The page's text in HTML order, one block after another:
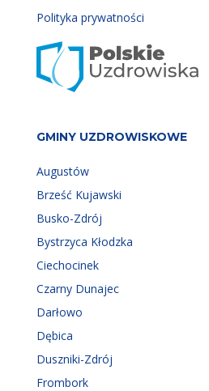
Polityka prywatności
GMINY UZDROWISKOWE
Augustów
Brześć Kujawski
Busko-Zdrój
Bystrzyca Kłodzka
Ciechocinek
Czarny Dunajec
Darłowo
Dębica
Duszniki-Zdrój
Frombork